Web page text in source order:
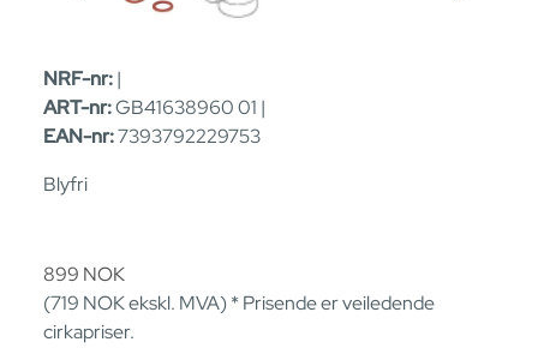
NRF-nr:|
ART-nr:GB41638960 01 |
EAN-nr:7393792229753
Blyfri
899 NOK
(719 NOKekskl. MVA) * Prisende er veiledende
cirkapriser.